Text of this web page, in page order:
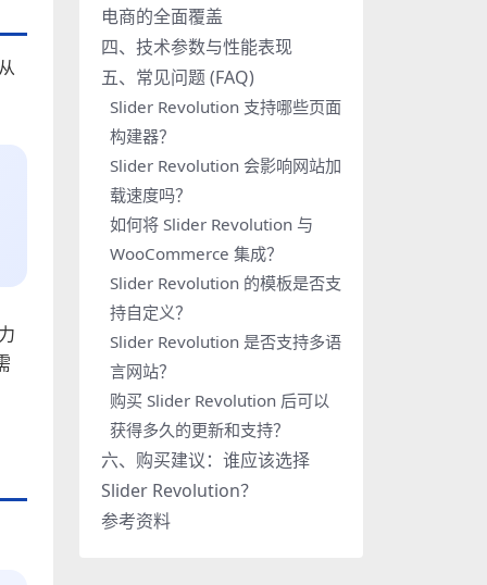
电商的全面覆盖
四、技术参数与性能表现
五、常见问题 (FAQ)
Slider Revolution 支持哪些页面
构建器？
Slider Revolution 会影响网站加
载速度吗？
如何将 Slider Revolution 与
WooCommerce 集成？
Slider Revolution 的模板是否支
持自定义？
Slider Revolution 是否支持多语
言网站？
购买 Slider Revolution 后可以
获得多久的更新和支持？
六、购买建议：谁应该选择
Slider Revolution？
参考资料